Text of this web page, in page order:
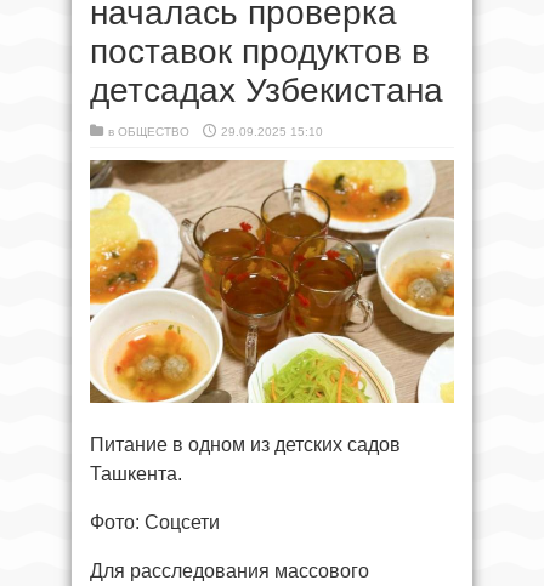
началась проверка
поставок продуктов в
детсадах Узбекистана
в ОБЩЕСТВО 29.09.2025 15:10
Питание в одном из детских садов
Ташкента.
Фото: Соцсети
Для расследования массового